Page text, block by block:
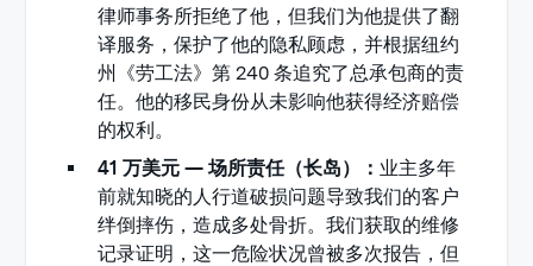
律师事务所拒绝了他，但我们为他提供了翻
译服务，保护了他的隐私顾虑，并根据纽约
州《劳工法》第 240 条追究了总承包商的责
任。他的移民身份从未影响他获得经济赔偿
的权利。
41 万美元 — 场所责任（长岛）： 业主多年
前就知晓的人行道破损问题导致我们的客户
绊倒摔伤，造成多处骨折。我们获取的维修
记录证明，这一危险状况曾被多次报告，但